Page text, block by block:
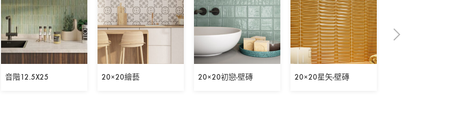
音階12.5X25 20×20繪藝 20×20初戀-壁磚 20×20星矢-壁磚